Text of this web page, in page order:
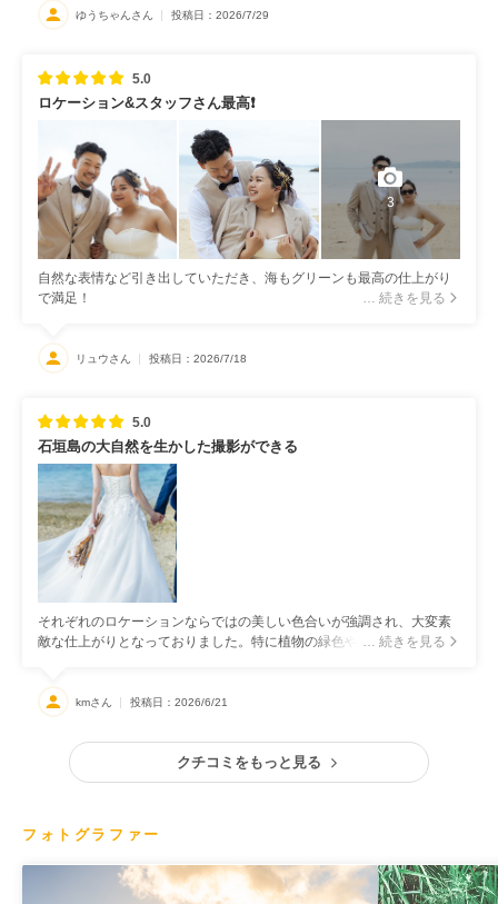
ゆうちゃんさん 投稿日：2026/7/29
5.0
ロケーション&スタッフさん最高❗️
3
自然な表情など引き出していただき、海もグリーンも最高の仕上がり
で満足！
… 続きを見る
リュウさん 投稿日：2026/7/18
5.0
石垣島の大自然を生かした撮影ができる
それぞれのロケーションならではの美しい色合いが強調され、大変素
敵な仕上がりとなっておりました。特に植物の緑色や夕日のオレンジ
ですが、納品された写真の中では笑顔のものが特に魅力的に感じまし
るようなポーズをいくつか提案・指示してくださったおかげで、写真
のバリエーション豊かになり、とても有り難かったです。
… 続きを見る
kmさん 投稿日：2026/6/21
クチコミをもっと見る
フォトグラファー